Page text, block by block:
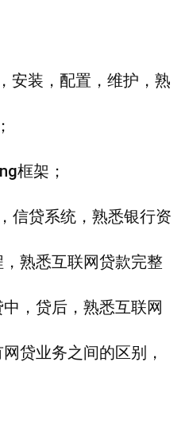
安装，配置，维护，熟
框架；
信贷系统，熟悉银行资
熟悉互联网贷款完整
，贷后，熟悉互联网
贷业务之间的区别，